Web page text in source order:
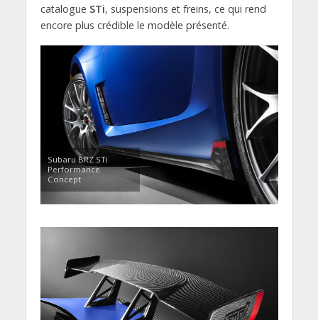
catalogue STi, suspensions et freins, ce qui rend
encore plus crédible le modèle présenté.
Subaru BRZ STi
Performance
Concept